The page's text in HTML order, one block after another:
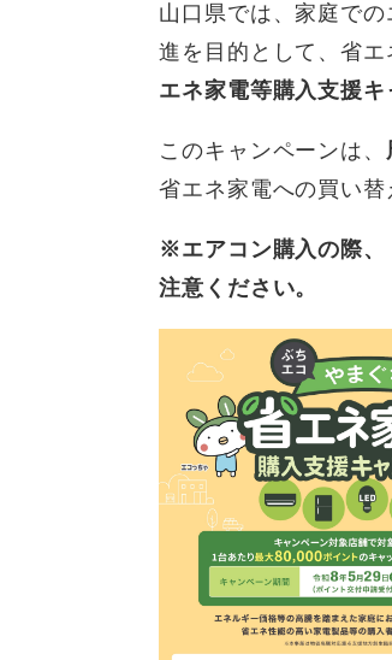
山口県では、家庭で
進を目的として、省
エネ家電等購入支援
このキャンペーンは、
省エネ家電への買い替
※エアコン購入の際、
注意ください。